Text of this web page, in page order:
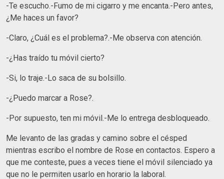
-Te escucho.-Fumo de mi cigarro y me encanta.-Pero antes,
¿Me haces un favor?
-Claro, ¿Cuál es el problema?.-Me observa con atención.
-¿Has traído tu móvil cierto?
-Si, lo traje.-Lo saca de su bolsillo.
-¿Puedo marcar a Rose?.
-Por supuesto, ten mi móvil.-Me lo entrega desbloqueado.
Me levanto de las gradas y camino sobre el césped
mientras escribo el nombre de Rose en contactos. Espero a
que me conteste, pues a veces tiene el móvil silenciado ya
que no le permiten usarlo en horario la laboral.